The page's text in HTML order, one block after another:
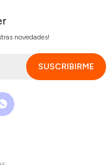
novedades!
SUSCRIBIRME